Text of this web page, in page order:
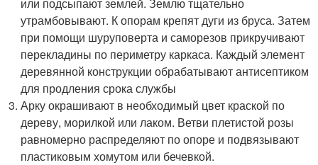
утрамбовывают. К опорам крепят дуги из бруса. Затем
при помощи шуруповерта и саморезов прикручивают
перекладины по периметру каркаса. Каждый элемент
деревянной конструкции обрабатывают антисептиком
для продления срока службы
Арку окрашивают в необходимый цвет краской по
дереву, морилкой или лаком. Ветви плетистой розы
равномерно распределяют по опоре и подвязывают
пластиковым хомутом или бечевкой.